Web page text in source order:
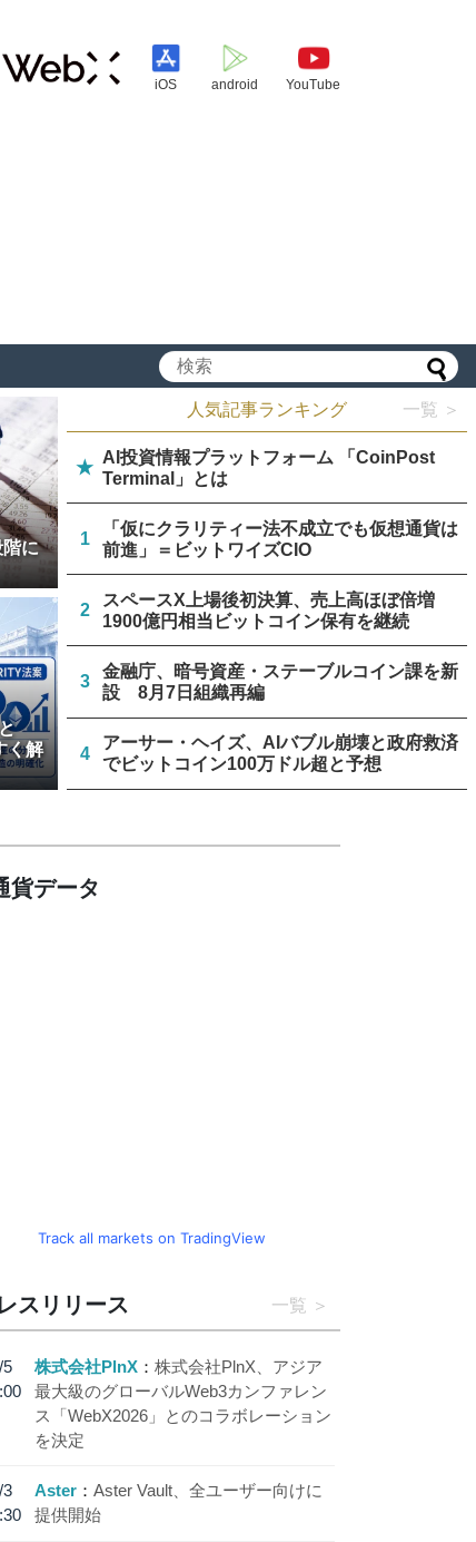
iOS android YouTube
に
く解
人気記事ランキング 一覧 ＞
★
AI投資情報プラットフォーム 「CoinPost
Terminal」とは
1
「仮にクラリティー法不成立でも仮想通貨は
前進」＝ビットワイズCIO
2
スペースX上場後初決算、売上高ほぼ倍増
1900億円相当ビットコイン保有を継続
3
金融庁、暗号資産・ステーブルコイン課を新
設 8月7日組織再編
4
アーサー・ヘイズ、AIバブル崩壊と政府救済
でビットコイン100万ドル超と予想
貨データ
Track all markets on TradingView
スリリース 一覧
5
株式会社PlnX
株式会社PlnX、アジア
最大級のグローバルWeb3カンファレン
ス「WebX2026」とのコラボレーション
を決定
3
Aster
Aster Vault、全ユーザー向けに
提供開始